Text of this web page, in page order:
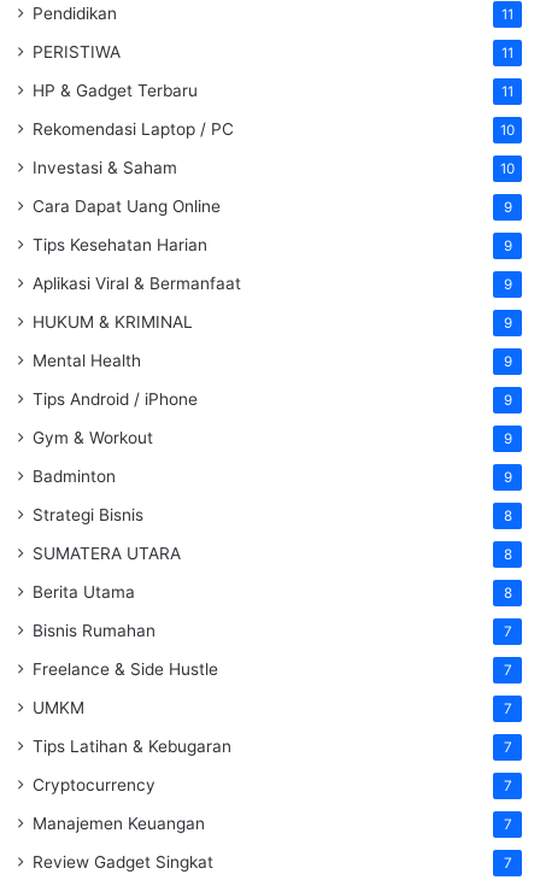
Pendidikan 11
PERISTIWA 11
HP & Gadget Terbaru 11
Rekomendasi Laptop / PC 10
Investasi & Saham 10
Cara Dapat Uang Online 9
Tips Kesehatan Harian 9
Aplikasi Viral & Bermanfaat 9
HUKUM & KRIMINAL 9
Mental Health 9
Tips Android / iPhone 9
Gym & Workout 9
Badminton 9
Strategi Bisnis 8
SUMATERA UTARA 8
Berita Utama 8
Bisnis Rumahan 7
Freelance & Side Hustle 7
UMKM 7
Tips Latihan & Kebugaran 7
Cryptocurrency 7
Manajemen Keuangan 7
Review Gadget Singkat 7